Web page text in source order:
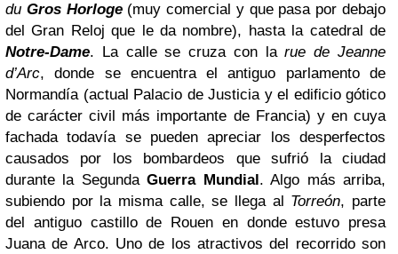
du Gros Horloge(muy comercial y que pasa por debajo
del Gran Reloj que le da nombre), hasta la catedral de
Notre-Dame. La calle se cruza con larue de Jeanne
d’Arc, donde se encuentra el antiguo parlamento de
Normandía (actual Palacio de Justicia y el edificio gótico
de carácter civil más importante de Francia) y en cuya
fachada todavía se pueden apreciar los desperfectos
causados por los bombardeos que sufrió la ciudad
durante la SegundaGuerra Mundial . Algo más arriba,
subiendo por la misma calle, se llega al Torreón, parte
del antiguo castillo de Rouen en donde estuvo presa
Juana de Arco. Uno de los atractivos del recorrido son